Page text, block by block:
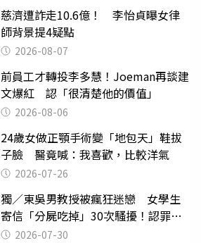
慈濟遭詐走10.6億！ 李怡貞曝女律
師背景提4疑點
2026-08-07
前員工才轉投李多慧！Joeman再談建
文爆紅 認「很清楚他的價值」
2026-08-06
24歲女做正顎手術變「地包天」鞋拔
子臉 醫竟喊：我喜歡，比較洋氣
2026-07-26
獨／東吳男教授被瘋狂迷戀 女學生
寄信「分屍吃掉」30次騷擾！認罪免
關 2026-07-30